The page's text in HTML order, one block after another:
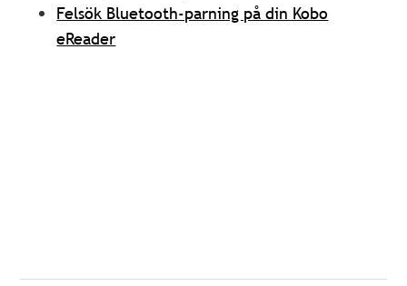
Felsök Bluetooth-parning på din Kobo
eReader